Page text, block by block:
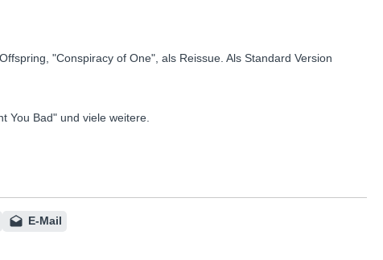
"Conspiracy of One", als Reissue. Als Standard Version
You Bad" und viele weitere.
E-Mail